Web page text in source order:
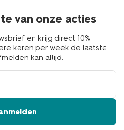
van onze acties
en krijg direct 10%
keren per week de laatste
kan altijd.